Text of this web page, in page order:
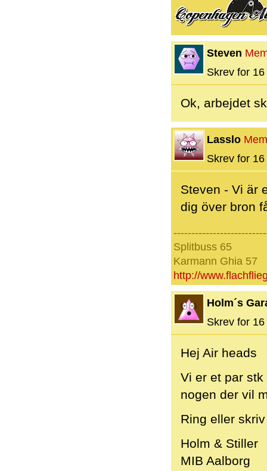
Steven
Skrev for
Ok, arbejdet
Lasslo
Skrev for
Steven - Vi är
dig över bron
Splitbuss 65
Karmann Ghia 57
http://
Holm´s
Skrev for
Hej Air heads
Vi er et par
nogen der vil
Ring eller
Holm & Stiller
MIB Aalborg